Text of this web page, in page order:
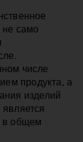
не само
числе
продукта, а
изделий
в общем